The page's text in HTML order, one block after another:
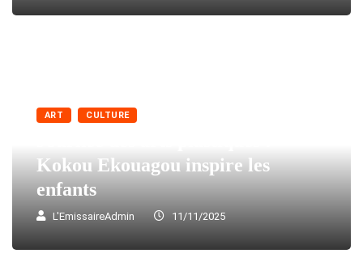
ART CULTURE
Kokou Ekouagou inspire les
enfants
L'EmissaireAdmin 11/11/2025